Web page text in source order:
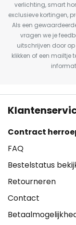
verlichting, smart
exclusieve kortingen,
Als een
vragen we je
uitschrijven door
klikken of een mailtje
Contract
FAQ
Bestelstatus
Retourneren
Contact